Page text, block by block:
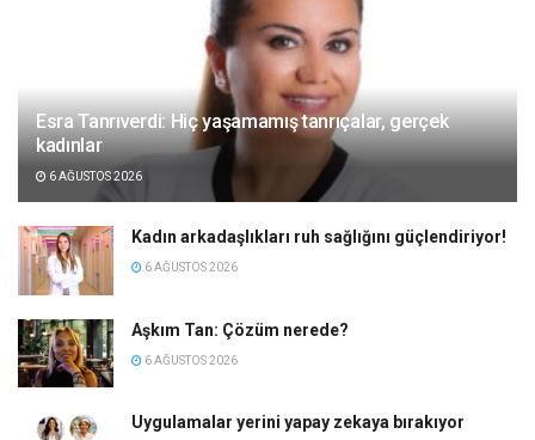
Esra Tanrıverdi: Hiç yaşamamış tanrıçalar, gerçek
kadınlar
6 AĞUSTOS 2026
Kadın arkadaşlıkları ruh sağlığını güçlendiriyor!
6 AĞUSTOS 2026
Aşkım Tan: Çözüm nerede?
6 AĞUSTOS 2026
Uygulamalar yerini yapay zekaya bırakıyor